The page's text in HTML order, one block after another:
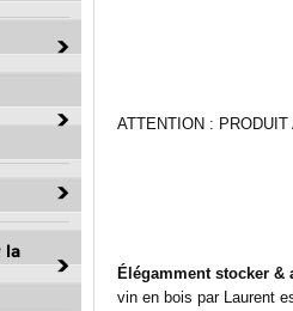
la
ATTENTION :
Élégamment stocker &
vin en bois par Laurent